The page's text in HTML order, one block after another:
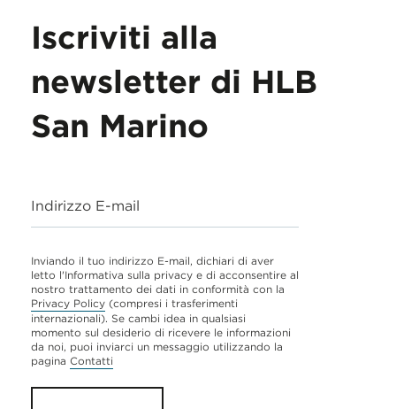
Iscriviti alla
newsletter di HLB
San Marino
Indirizzo E-mail
Inviando il tuo indirizzo E-mail, dichiari di aver
letto l'Informativa sulla privacy e di acconsentire al
nostro trattamento dei dati in conformità con la
Privacy Policy (compresi i trasferimenti
internazionali). Se cambi idea in qualsiasi
momento sul desiderio di ricevere le informazioni
da noi, puoi inviarci un messaggio utilizzando la
pagina Contatti